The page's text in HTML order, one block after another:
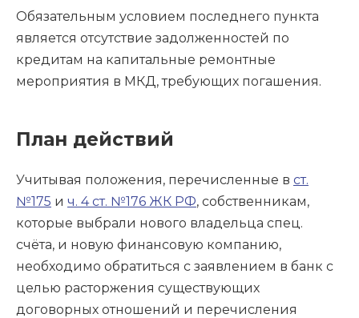
Обязательным условием последнего пункта
является отсутствие задолженностей по
кредитам на капитальные ремонтные
мероприятия в МКД, требующих погашения.
План действий
Учитывая положения, перечисленные в ст.
№175 и ч. 4 ст. №176 ЖК РФ, собственникам,
которые выбрали нового владельца спец.
счёта, и новую финансовую компанию,
необходимо обратиться с заявлением в банк с
целью расторжения существующих
договорных отношений и перечисления